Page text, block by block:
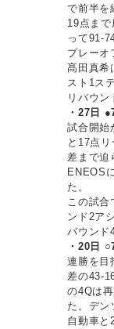
で前半を
19点ま
って91-
プレーオ
髙田真希
スト1ス
リバウン
・27日
試合開始
と17点
差まで迫
ENEOS
た。
この試合
ンド2ア
バウンド
・20日
連勝を目
差の43-
の4Qは
た。デン
自動車と